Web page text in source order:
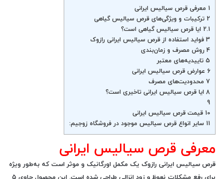
1 معرفی قرص سیالیس ایرانی
2 ترکیبات و ویژگی‌های قرص سیالیس گیاهی
2.1 ایا قرص سیالیس گیاهی است؟
3 فواید استفاده از قرص سیالیس ایرانی رازوک
4 روش مصرف و زمان‌بندی
5 تاییدیه‌های معتبر
6 عوارض قرص سیالیس ایرانی
7 محدودیت‌های مصرف
8 ایا قرص سیالیس ایرانی تاخیری است؟
9
10 قیمت قرص سیالیس ایرانی
11 سایر انواع قرص سیالیس موجود در فروشگاه زوجیم:
معرفی قرص سیالیس ایرانی
قرص سیالیس ایرانی رازوک یک مکمل اورگانیک و موثر است که به‌طور ویژه